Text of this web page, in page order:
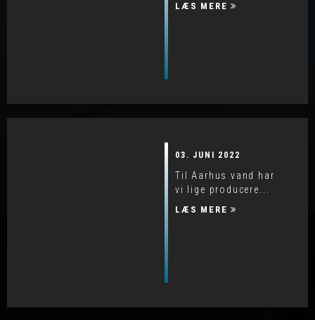
LÆS MERE
03. JUNI 2022
Til Aarhus vand har
vi lige producere...
LÆS MERE